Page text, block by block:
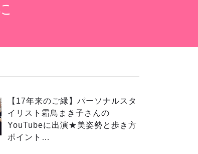
【17年来のご縁】パーソナルスタ
イリスト霜鳥まき子さんの
YouTubeに出演★美姿勢と歩き方
ポイント…